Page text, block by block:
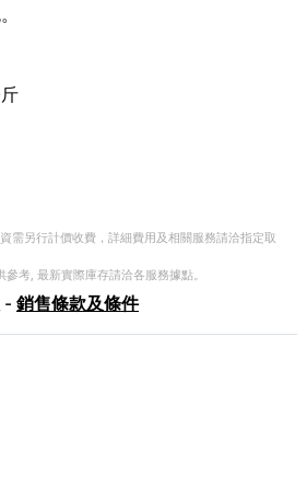
需另行計價收費，詳細費用及相關服務請洽指定取
考, 最新實際庫存請洽各服務據點。
- 銷售條款及條件